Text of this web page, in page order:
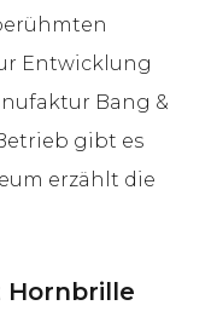
Entwicklung
Bang &
gibt es
erzählt die